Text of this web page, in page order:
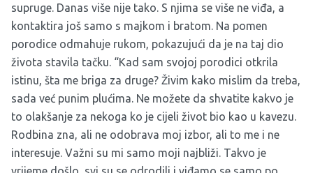
supruge. Danas više nije tako. S njima se više ne viđa, a
kontaktira još samo s majkom i bratom. Na pomen
porodice odmahuje rukom, pokazujući da je na taj dio
života stavila tačku. “Kad sam svojoj porodici otkrila
istinu, šta me briga za druge? Živim kako mislim da treba,
sada već punim plućima. Ne možete da shvatite kakvo je
to olakšanje za nekoga ko je cijeli život bio kao u kavezu.
Rodbina zna, ali ne odobrava moj izbor, ali to me i ne
interesuje. Važni su mi samo moji najbliži. Takvo je